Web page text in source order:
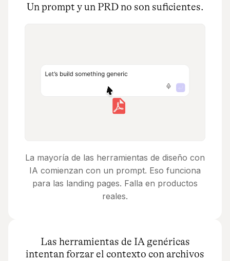
Un prompt y un PRD no son suficientes.
La mayoría de las herramientas de diseño con
IA comienzan con un prompt. Eso funciona
para las landing pages. Falla en productos
reales.
Las herramientas de IA genéricas
intentan forzar el contexto con archivos